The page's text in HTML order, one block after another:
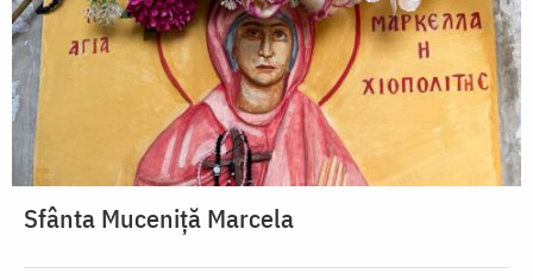
Sfânta Muceniță Marcela